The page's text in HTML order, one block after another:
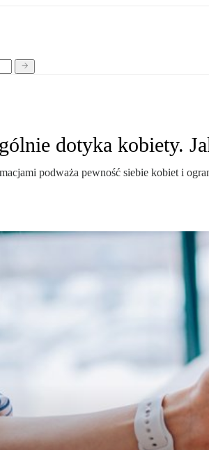
dotyka kobiety.
podważa pewność siebie kobiet i